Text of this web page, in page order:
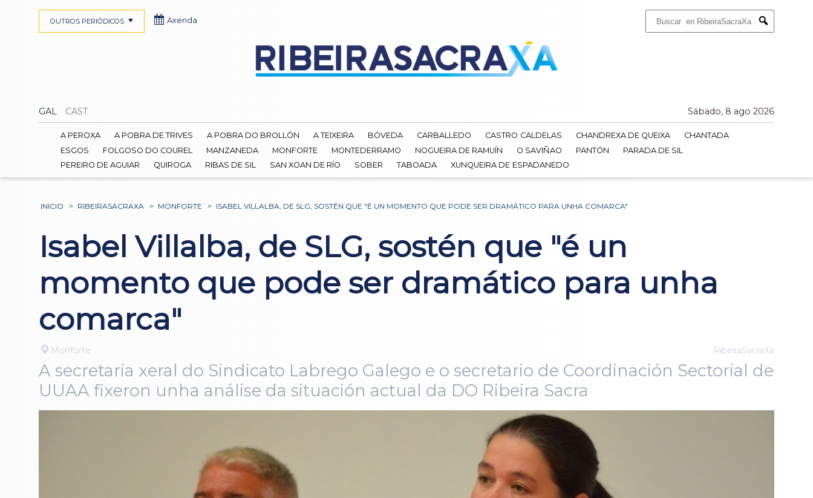
Submit
GAL CAST Sábado, 8 ago 2026
OUTROS PERIÓDICOS Axenda
A PEROXA A POBRA DE TRIVES A POBRA DO BROLLÓN A TEIXEIRA BÓVEDA CARBALLEDO CASTRO CALDELAS CHANDREXA DE QUEIXA
CHANTADA
ESGOS
FOLGOSO DO COUREL MANZANEDA MONFORTE MONTEDERRAMO NOGUEIRA DE RAMUÍN O SAVIÑAO PANTÓN
PARADA DE SIL
PEREIRO DE AGUIAR
QUIROGA RIBAS DE SIL SAN XOAN DE RÍO SOBER TABOADA XUNQUEIRA DE ESPADANEDO
INICIO > RIBEIRASACRAXA > MONFORTE > ISABEL VILLALBA, DE SLG, SOSTÉN QUE "É UN MOMENTO QUE PODE SER DRAMÁTICO PARA UNHA COMARCA"
Isabel Villalba, de SLG, sostén que "é un
momento que pode ser dramático para unha
comarca"
Monforte RibeiraSacraXa
A secretaria xeral do Sindicato Labrego Galego e o secretario de Coordinación Sectorial de
UUAA fixeron unha análise da situación actual da DO Ribeira Sacra